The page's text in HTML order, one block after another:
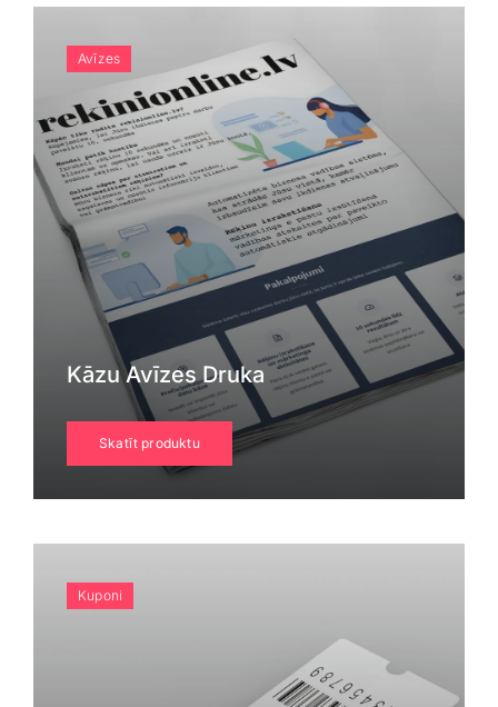
Avīzes
Kāzu Avīzes Druka
Skatīt produktu
Kuponi